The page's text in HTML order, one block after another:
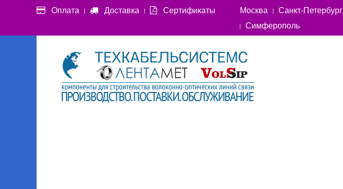
Оплата Доставка Сертификаты Москва Санкт-Петербург
Симферополь